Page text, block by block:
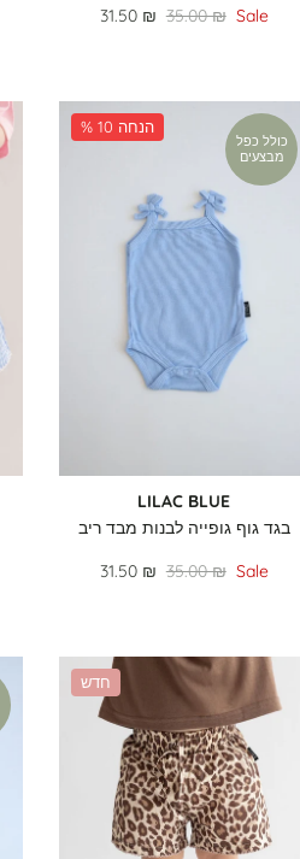
31.50 ₪ 35.00 ₪ Sale
כולל כפל
מבצעים
% 10 הנחה
LILAC BLUE
בגד גוף גופייה לבנות מבד ריב
31.50 ₪ 35.00 ₪ Sale
חדש